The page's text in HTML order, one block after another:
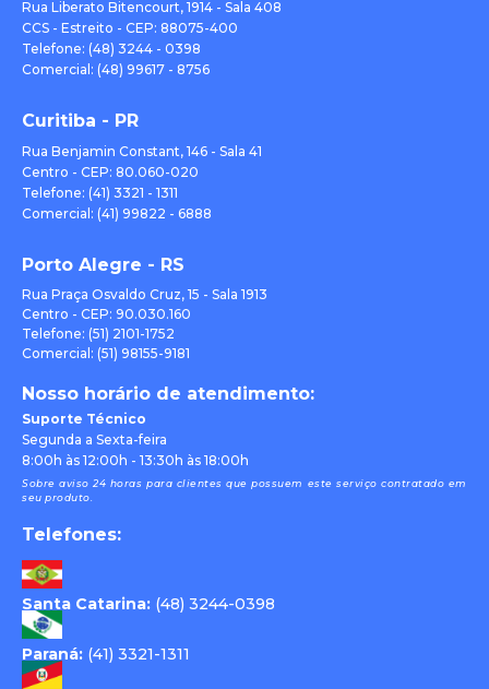
Rua Liberato Bitencourt, 1914 - Sala 408
CCS - Estreito - CEP: 88075-400
Telefone: (48) 3244 - 0398
Comercial: (48) 99617 - 8756
Curitiba - PR
Rua Benjamin Constant, 146 - Sala 41
Centro - CEP: 80.060-020
Telefone: (41) 3321 - 1311
Comercial: (41) 99822 - 6888
Porto Alegre - RS
Rua Praça Osvaldo Cruz, 15 - Sala 1913
Centro - CEP: 90.030.160
Telefone: (51) 2101-1752
Comercial: (51) 98155-9181
Nosso horário de atendimento:
Suporte Técnico
Segunda a Sexta-feira
8:00h às 12:00h - 13:30h às 18:00h
Sobre aviso 24 horas para clientes que possuem este serviço contratado em
seu produto.
Telefones:
Santa Catarina: (48) 3244-0398
Paraná: (41) 3321-1311